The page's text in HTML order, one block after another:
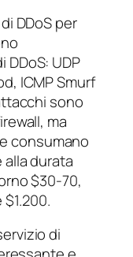
DDoS per
UDP
ICMP Smurf
sono
ma
consumano
alla durata
$30-70,
di